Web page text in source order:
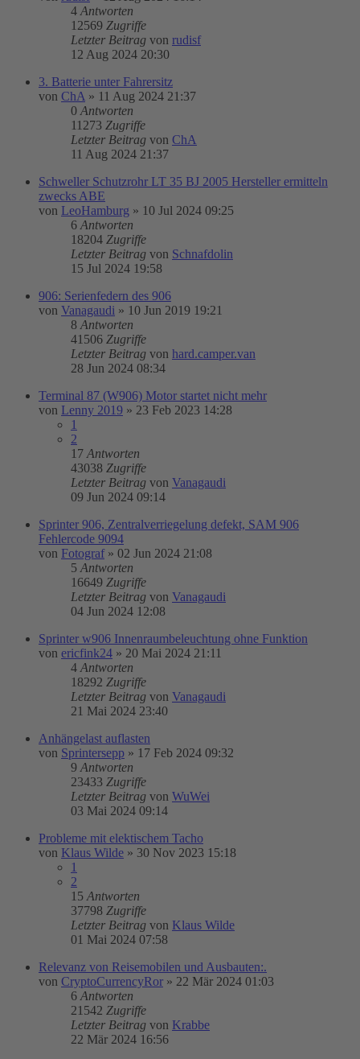
4 Antworten
12569 Zugriffe
Letzter Beitrag von rudisf
12 Aug 2024 20:30
3. Batterie unter Fahrersitz
von ChA » 11 Aug 2024 21:37
0 Antworten
11273 Zugriffe
Letzter Beitrag von ChA
11 Aug 2024 21:37
Schweller Schutzrohr LT 35 BJ 2005 Hersteller ermitteln
zwecks ABE
von LeoHamburg » 10 Jul 2024 09:25
6 Antworten
18204 Zugriffe
Letzter Beitrag von Schnafdolin
15 Jul 2024 19:58
906: Serienfedern des 906
von Vanagaudi » 10 Jun 2019 19:21
8 Antworten
41506 Zugriffe
Letzter Beitrag von hard.camper.van
28 Jun 2024 08:34
Terminal 87 (W906) Motor startet nicht mehr
von Lenny 2019 » 23 Feb 2023 14:28
1
2
17 Antworten
43038 Zugriffe
Letzter Beitrag von Vanagaudi
09 Jun 2024 09:14
Sprinter 906, Zentralverriegelung defekt, SAM 906
Fehlercode 9094
von Fotograf » 02 Jun 2024 21:08
5 Antworten
16649 Zugriffe
Letzter Beitrag von Vanagaudi
04 Jun 2024 12:08
Sprinter w906 Innenraumbeleuchtung ohne Funktion
von ericfink24 » 20 Mai 2024 21:11
4 Antworten
18292 Zugriffe
Letzter Beitrag von Vanagaudi
21 Mai 2024 23:40
Anhängelast auflasten
von Sprintersepp » 17 Feb 2024 09:32
9 Antworten
23433 Zugriffe
Letzter Beitrag von WuWei
03 Mai 2024 09:14
Probleme mit elektischem Tacho
von Klaus Wilde » 30 Nov 2023 15:18
1
2
15 Antworten
37798 Zugriffe
Letzter Beitrag von Klaus Wilde
01 Mai 2024 07:58
Relevanz von Reisemobilen und Ausbauten:.
von CryptoCurrencyRor » 22 Mär 2024 01:03
6 Antworten
21542 Zugriffe
Letzter Beitrag von Krabbe
22 Mär 2024 16:56